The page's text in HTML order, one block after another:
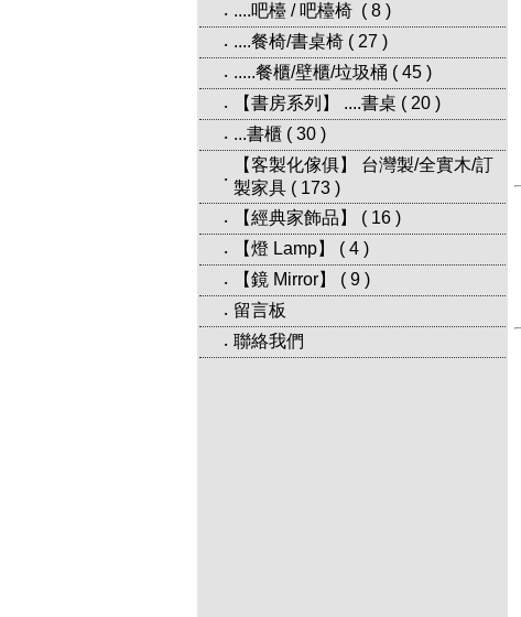
‧ ....吧檯 / 吧檯椅 ( 8 )
‧ ....餐椅/書桌椅 ( 27 )
‧ .....餐櫃/壁櫃/垃圾桶 ( 45 )
‧
【書房系列】 ....書桌 ( 20 )
‧ ...書櫃 ( 30 )
‧
【客製化傢俱】 台灣製/全實木/訂
製家具 ( 173 )
‧
【經典家飾品】 ( 16 )
‧
【燈 Lamp】 ( 4 )
‧
【鏡 Mirror】 ( 9 )
‧ 留言板
‧ 聯絡我們